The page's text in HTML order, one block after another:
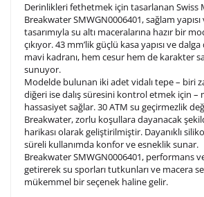
1. Satır
2. Satır
3. Satır
Lütfen font seçiniz
Derinlikleri fethetmek için tasarlanan Swiss
Breakwater SMWGN0006401, sağlam
tasarımıyla su altı maceralarına hazır bir
çıkıyor. 43 mm’lik güçlü kasa yapısı ve
mavi kadranı, hem cesur hem de karakter
sunuyor.
Modelde bulunan iki adet vidalı tepe – biri
diğeri ise dalış süresini kontrol etmek için –
hassasiyet sağlar. 30 ATM su geçirmezlik
Breakwater, zorlu koşullara dayanacak
harikası olarak geliştirilmiştir. Dayanıklı
süreli kullanımda konfor ve esneklik sunar.
Breakwater SMWGN0006401, performans
getirerek su sporları tutkunları ve macera
mükemmel bir seçenek haline gelir.